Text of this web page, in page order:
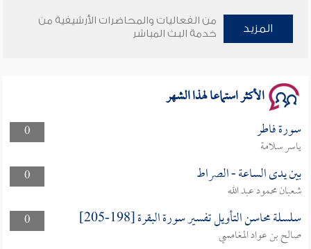
المزيد
من الفعاليات والمحاضرات الأرشيفية من
خدمة البث المباشر
الأكثر استماعا لهذا الشهر
0 سورة فاطر
ياسر سلامة
0
بين يدى الساعة - الصراط
شعبان محمود عبد الله
0
سلسلة محاسن التأويل تفسير سورة البقرة [198-205]
صالح بن عواد المغامسي